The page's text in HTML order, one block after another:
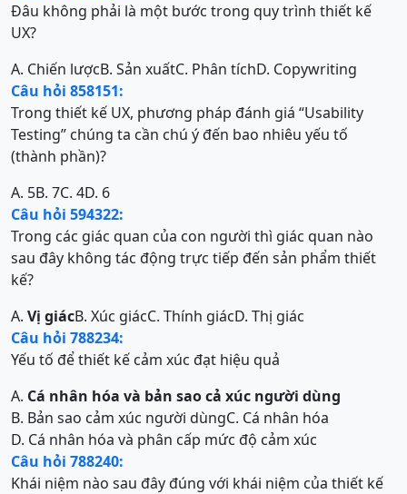
Đâu không phải là một bước trong quy trình thiết kế
UX?
A. Chiến lượcB. Sản xuấtC. Phân tíchD. Copywriting
Câu hỏi 858151:
Trong thiết kế UX, phương pháp đánh giá “Usability
Testing” chúng ta cần chú ý đến bao nhiêu yếu tố
(thành phần)?
A. 5B. 7C. 4D. 6
Câu hỏi 594322:
Trong các giác quan của con người thì giác quan nào
sau đây không tác động trực tiếp đến sản phẩm thiết
kế?
A. Vị giácB. Xúc giácC. Thính giácD. Thị giác
Câu hỏi 788234:
Yếu tố để thiết kế cảm xúc đạt hiệu quả
A. Cá nhân hóa và bản sao cả xúc người dùng
B. Bản sao cảm xúc người dùngC. Cá nhân hóa
D. Cá nhân hóa và phân cấp mức độ cảm xúc
Câu hỏi 788240:
Khái niệm nào sau đây đúng với khái niệm của thiết kế